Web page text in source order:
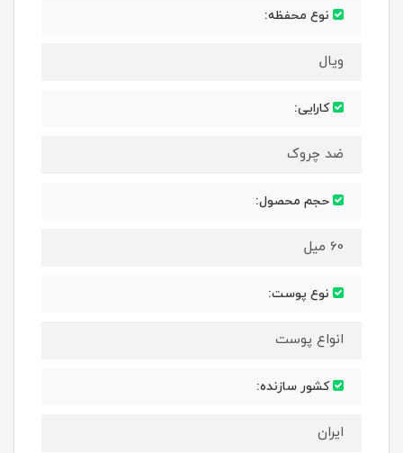
نوع محفظه:
ویال
کارایی:
ضد چروک
حجم محصول:
60 میل
نوع پوست:
انواع پوست
کشور سازنده:
ایران